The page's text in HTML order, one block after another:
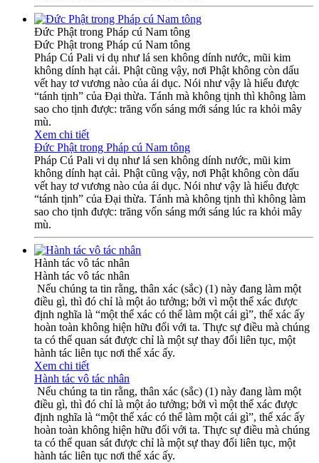
Đức Phật trong Pháp cú Nam tông
Đức Phật trong Pháp cú Nam tông
Pháp Cú Pali vi dụ như lá sen không dính nước, mũi kim
không dính hạt cải. Phật cũng vậy, nơi Phật không còn dấu
vết hay tơ vương nào của ái dục. Nói như vậy là hiểu được
“tánh tịnh” của Đại thừa. Tánh mà không tịnh thì không làm
sao cho tịnh được: trăng vốn sáng mới sáng lúc ra khỏi mây
mù.
Xem chi tiết
Đức Phật trong Pháp cú Nam tông
Pháp Cú Pali vi dụ như lá sen không dính nước, mũi kim
không dính hạt cải. Phật cũng vậy, nơi Phật không còn dấu
vết hay tơ vương nào của ái dục. Nói như vậy là hiểu được
“tánh tịnh” của Đại thừa. Tánh mà không tịnh thì không làm
sao cho tịnh được: trăng vốn sáng mới sáng lúc ra khỏi mây
mù.
Hành tác vô tác nhân
Hành tác vô tác nhân
Nếu chúng ta tin rằng, thân xác (sắc) (1) này đang làm một
điều gì, thì đó chỉ là một ảo tưởng; bởi vì một thể xác được
định nghĩa là “một thể xác có thể làm một cái gì”, thể xác ấy
hoàn toàn không hiện hữu đối với ta. Thực sự điều mà chúng
ta có thể quan sát được chỉ là một sự thay đổi liên tục, một
hành tác liên tục nơi thể xác ấy.
Xem chi tiết
Hành tác vô tác nhân
Nếu chúng ta tin rằng, thân xác (sắc) (1) này đang làm một
điều gì, thì đó chỉ là một ảo tưởng; bởi vì một thể xác được
định nghĩa là “một thể xác có thể làm một cái gì”, thể xác ấy
hoàn toàn không hiện hữu đối với ta. Thực sự điều mà chúng
ta có thể quan sát được chỉ là một sự thay đổi liên tục, một
hành tác liên tục nơi thể xác ấy.